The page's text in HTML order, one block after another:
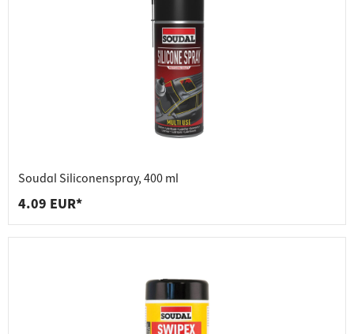
Soudal Siliconenspray, 400 ml
4.09 EUR*